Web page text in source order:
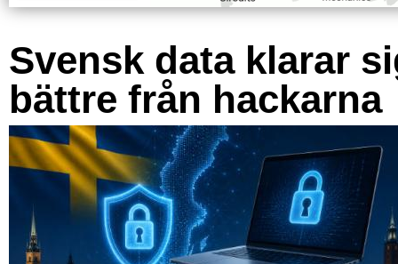
Svensk data klarar
bättre från hackarna